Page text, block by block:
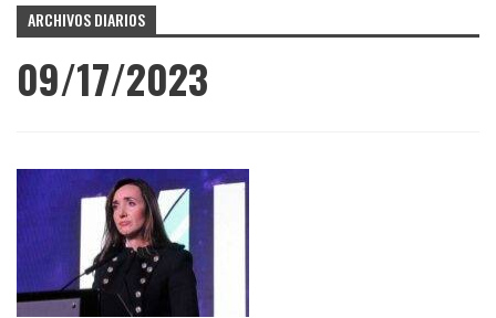
ARCHIVOS DIARIOS
09/17/2023